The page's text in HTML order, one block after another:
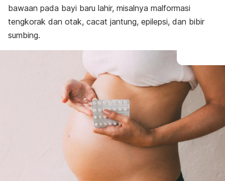
bawaan pada bayi baru lahir, misalnya malformasi
tengkorak dan otak, cacat jantung, epilepsi, dan bibir
sumbing.